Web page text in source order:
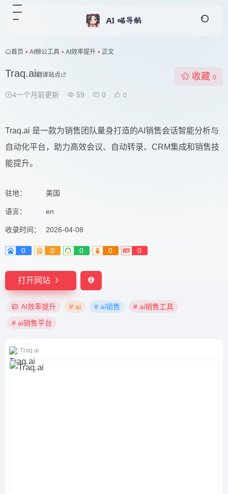
首页 • AI辦公工具 • AI效率提升 • 正文
Traq.ai翻译站点
4一个月前更新 59 0 0
收藏 0
Traq.ai 是一款为销售团队量身打造的AI销售会话智能分析与
自动化平台，助力高效会议、自动转录、CRM集成和销售技
能提升。
驻地： 美国
语言： en
收录时间： 2026-04-08
0 0 0 0 0
打开网站
AI效率提升 # ai # ai销售
# ai销售工具
# ai销售平台
Traq.ai